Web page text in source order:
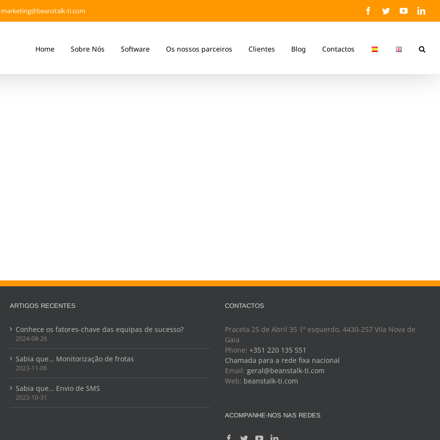
marketing@beanstalk-ti.com Facebook
TwitterYouTube
Home Sobre Nós Software Os nossos parceiros Clientes Blog Contactos
ARTIGOS RECENTES
Conhece os fatores-chave das equipas de sucesso?
2024-08-26
Sabia que… Monitorização de frotas
2023-11-06
Sabia que… Envio de SMS
2023-10-31
CONTACTOS
Praceta 25 de Abril 35 1º esquerdo, 4430-257 Vila Nova de
Gaia
Phone: +351 220 135 551
Chamada para a rede fixa nacional
Email: geral@beanstalk-ti.com
Web: beanstalk-ti.com
ACOMPANHE-NOS NAS REDES